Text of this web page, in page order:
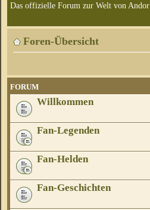
Das offizielle Forum zur Welt von Andor
Foren-Übersicht
FORUM
Willkommen
Fan-Legenden
Fan-Helden
Fan-Geschichten